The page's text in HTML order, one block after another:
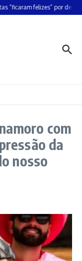
felizes” por deixar
com
da
nosso